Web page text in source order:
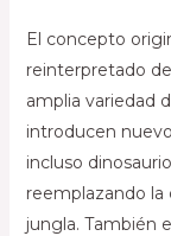
El concepto
reinterpretado
amplia variedad
introducen
incluso
reemplazando la
jungla. También